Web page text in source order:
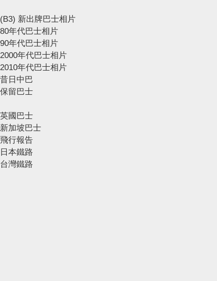
(B3) 新出牌巴士相片
80年代巴士相片
90年代巴士相片
2000年代巴士相片
2010年代巴士相片
昔日中巴
保留巴士
英國巴士
新加坡巴士
飛行報告
日本鐵路
台灣鐵路